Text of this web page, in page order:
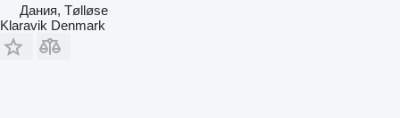
Дания, Tølløse
Klaravik Denmark